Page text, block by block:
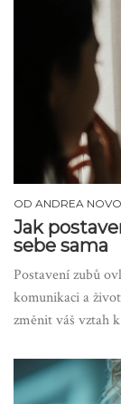
OD ANDREA
Jak
sebe sama
Postavení zubů
komunikaci a
změnit váš vztah